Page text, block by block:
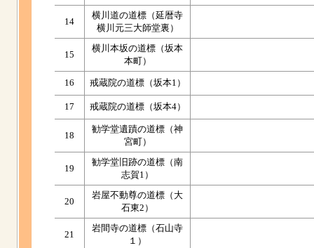
14
横川道の道標（延暦寺
横川元三大師堂裏）
15
横川本坂の道標（坂本
本町）
16 戒蔵院の道標（坂本1）
17 戒蔵院の道標（坂本4）
18
勧学堂遺蹟の道標（神
宮町）
19
勧学堂旧跡の道標（南
志賀1）
20
岩屋不動尊の道標（大
石東2）
21
岩間寺の道標（石山寺
１）